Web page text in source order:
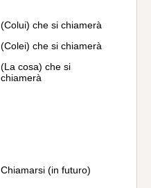
(Colui) che si chiamerà
(Colei) che si chiamerà
(La cosa) che si
chiamerà
Chiamarsi (in futuro)